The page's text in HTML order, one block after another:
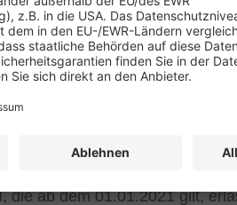
der neuen HOAI 2021; diese
erbringende Leistung
wurde beim Entwurf zur
einer
werden kann, gesehen.
(BMWi) im August 2020
Diese Noverlierung wurde
ab dem 01.01.2021 gilt,